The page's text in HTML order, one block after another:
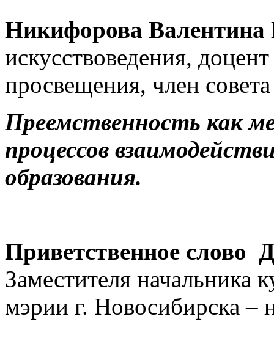
Никифорова
искусствоведения,
просвещения, член
Преемственность как
процессов
образования.
Приветственное слово
Заместителя начальника
мэрии г. Новосибирска –